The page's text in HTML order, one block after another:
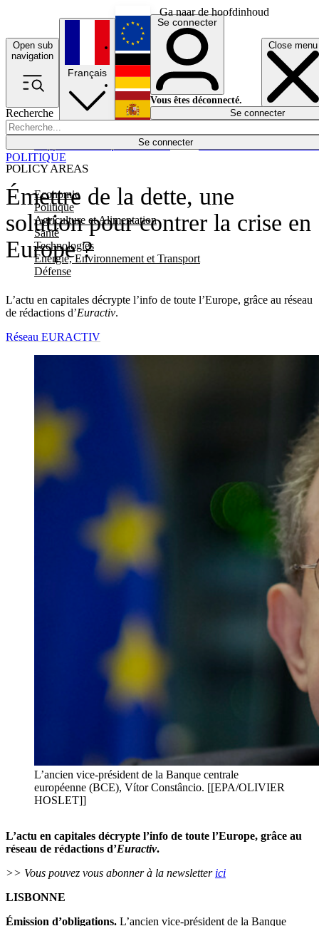
Ga naar de hoofdinhoud
Open sub
navigation
Close menu
Recherche
Se connecter
POLICY AREAS
Economie
Politique
Agriculture et Alimentation
Santé
Technologies
Energie, Environnement et Transport
Défense
Économie
Français
English
Deutsch
Español
Se connecter
Vous êtes déconnecté.
Se connecter
Émettre de la dette, une
solution pour contrer la crise en
Europe ?
L’actu en capitales décrypte l’info de toute l’Europe, grâce au réseau
de rédactions d’Euractiv.
POLITIQUE
Réseau EURACTIV
L’ancien vice-président de la Banque centrale
européenne (BCE), Vítor Constâncio. [[EPA/OLIVIER
HOSLET]]
L’actu en capitales décrypte l’info de toute l’Europe, grâce au
réseau de rédactions d’Euractiv.
>> Vous pouvez vous abonner à la newsletter ici
LISBONNE
Émission d’obligations. L’ancien vice-président de la Banque